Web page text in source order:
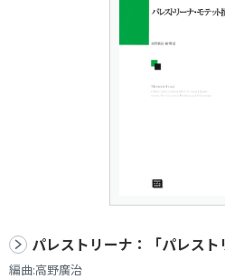
パレストリーナ：「パレスト
編曲:高野廣治